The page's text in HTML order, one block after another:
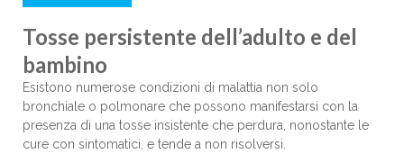
Tosse persistente dell’adulto e del
bambino
Esistono numerose condizioni di malattia non solo
bronchiale o polmonare che possono manifestarsi con la
presenza di una tosse insistente che perdura, nonostante le
cure con sintomatici, e tende a non risolversi.